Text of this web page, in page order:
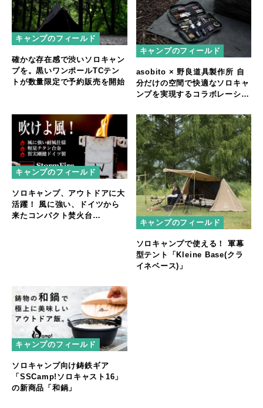
キャンプのフィールド
確かな存在感で渋いソロキャン
プを。黒いワンポールTCテン
トが数量限定で予約販売を開始
キャンプのフィールド
asobito × 野良道具製作所 自
分だけの空間で快適なソロキャ
ンプを実現するコラボレーショ
キャンプのフィールド
ソロキャンプ、アウトドアに大
活躍！ 風に強い、ドイツから
来たコンパクト焚火台
キャンプのフィールド
ソロキャンプで使える！ 軍幕
型テント「Kleine Base(クラ
イネベース)」
キャンプのフィールド
ソロキャンプ向け鋳鉄ギア
「SSCamp!ソロキャスト16」
の新商品「和鍋」